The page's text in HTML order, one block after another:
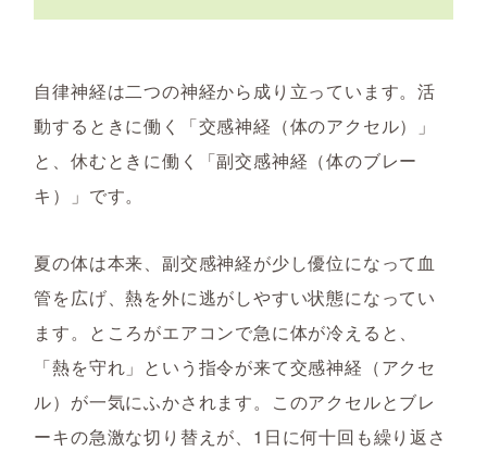
自律神経は二つの神経から成り立っています。活
動するときに働く「交感神経（体のアクセル）」
と、休むときに働く「副交感神経（体のブレー
キ）」です。
夏の体は本来、副交感神経が少し優位になって血
管を広げ、熱を外に逃がしやすい状態になってい
ます。ところがエアコンで急に体が冷えると、
「熱を守れ」という指令が来て交感神経（アクセ
ル）が一気にふかされます。このアクセルとブレ
ーキの急激な切り替えが、1日に何十回も繰り返さ